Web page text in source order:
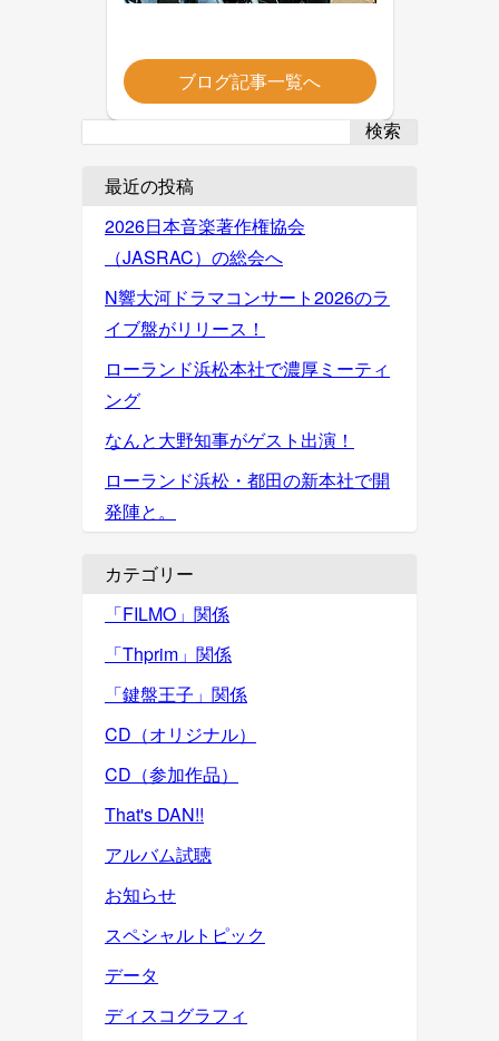
ブログ記事一覧へ
検索
最近の投稿
2026日本音楽著作権協会
（JASRAC）の総会へ
N響大河ドラマコンサート2026のラ
イブ盤がリリース！
ローランド浜松本社で濃厚ミーティ
ング
なんと大野知事がゲスト出演！
ローランド浜松・都田の新本社で開
発陣と。
カテゴリー
「FILMO」関係
「Thprim」関係
「鍵盤王子」関係
CD（オリジナル）
CD（参加作品）
That's DAN!!
アルバム試聴
お知らせ
スペシャルトピック
データ
ディスコグラフィ